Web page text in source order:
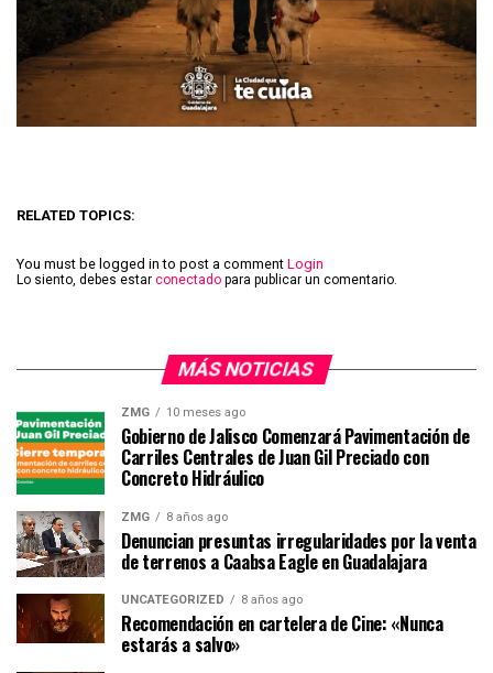
RELATED TOPICS:
You must be logged in to post a comment Login
Lo siento, debes estar conectado para publicar un comentario.
MÁS NOTICIAS
ZMG 10 meses ago
Gobierno de Jalisco Comenzará Pavimentación de
Carriles Centrales de Juan Gil Preciado con
Concreto Hidráulico
ZMG 8 años ago
Denuncian presuntas irregularidades por la venta
de terrenos a Caabsa Eagle en Guadalajara
UNCATEGORIZED 8 años ago
Recomendación en cartelera de Cine: «Nunca
estarás a salvo»